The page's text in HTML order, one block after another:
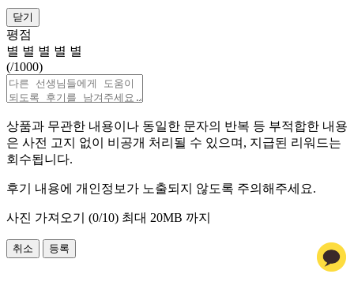
닫기
평점
별 별 별 별 별
(/1000)
상품과 무관한 내용이나 동일한 문자의 반복 등 부적합한 내용
은 사전 고지 없이 비공개 처리될 수 있으며, 지급된 리워드는
회수됩니다.
후기 내용에 개인정보가 노출되지 않도록 주의해주세요.
사진 가져오기 (0/10) 최대 20MB 까지
취소 등록